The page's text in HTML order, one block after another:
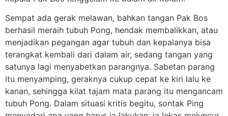
Sempat ada gerak melawan, bahkan tangan Pak Bos
berhasil meraih tubuh Pong, hendak membalikkan, atau
menjadikan pegangan agar tubuh dan kepalanya bisa
terangkat kembali dari dalam air, sedang tangan yang
satunya lagi menyabetkan parangnya. Sabetan parang
itu menyamping, geraknya cukup cepat ke kiri lalu ke
kanan, sehingga kilat tajam mata parang itu mengancam
tubuh Pong. Dalam situasi kritis begitu, sontak Ping